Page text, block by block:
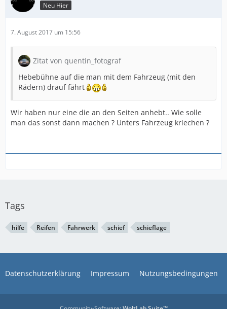
Neu Hier
7. August 2017 um 15:56
Zitat von quentin_fotograf
Hebebühne auf die man mit dem Fahrzeug (mit den
Rädern) drauf fährt
Wir haben nur eine die an den Seiten anhebt.. Wie solle
man das sonst dann machen ? Unters Fahrzeug kriechen ?
Tags
hilfe Reifen Fahrwerk schief schieflage
Datenschutzerklärung Impressum Nutzungsbedingungen